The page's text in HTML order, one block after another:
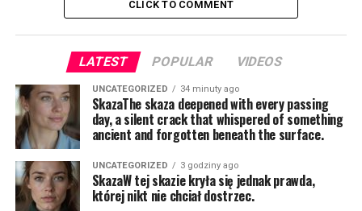
CLICK TO COMMENT
LATEST POPULAR VIDEOS
UNCATEGORIZED 34 minuty ago
SkazaThe skaza deepened with every passing
day, a silent crack that whispered of something
ancient and forgotten beneath the surface.
UNCATEGORIZED 3 godziny ago
SkazaW tej skazie kryła się jednak prawda,
której nikt nie chciał dostrzec.